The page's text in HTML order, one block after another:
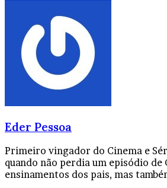
Eder Pessoa
Primeiro vingador do Cinema e
quando não perdia um episódio
ensinamentos dos pais, mas